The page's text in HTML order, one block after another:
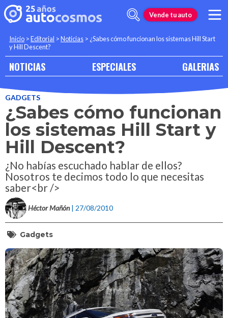
Vende tu auto
Inicio >Editorial >Noticias > ¿Sabes cómo funcionan los sistemas Hill Start
y Hill Descent?
NOTICIAS ESPECIALES GALERIAS
GADGETS
¿Sabes cómo funcionan
los sistemas Hill Start y
Hill Descent?
¿No habías escuchado hablar de ellos?
Nosotros te decimos todo lo que necesitas
saber<br />
Héctor Mañón | 27/08/2010
Gadgets